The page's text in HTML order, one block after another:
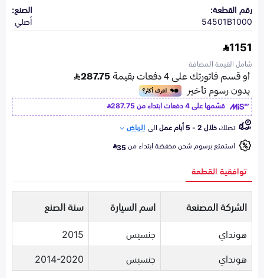
رقم القطعة:
54501B1000
الصنع:
أصلي
1151
شامل القيمة المضافة
قسّمها على 4 دفعات ابتداء من
287.75
تصلكخلال 2 - 5 أيام عمل الى الرياض
استمتع برسوم شحن مخفضة ابتداء من35
توافقية القطعة
الشركة المصنعة اسم السيارة
سنة الصنع
هونداي
جنسيس
2015
هونداي
جنسيس 2014-2020